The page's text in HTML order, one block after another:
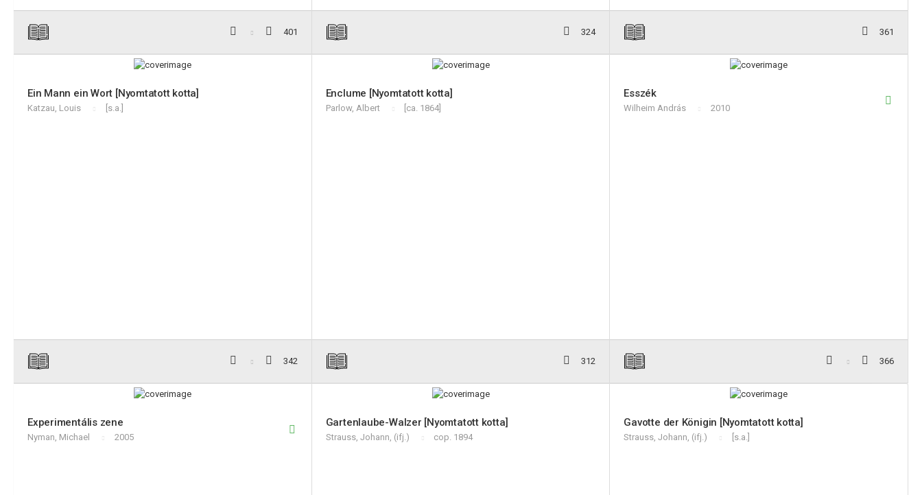
401 324 361
Ein Mann ein Wort [Nyomtatott kotta]
Katzau, Louis [s.a.]
342
Enclume [Nyomtatott kotta]
Parlow, Albert [ca. 1864]
312
Esszék
Wilheim András 2010
366
Experimentális zene
Nyman, Michael 2005
Gartenlaube-Walzer [Nyomtatott kotta]
Strauss, Johann, (ifj.) cop. 1894
Gavotte der Königin [Nyomtatott kotta]
Strauss, Johann, (ifj.) [s.a.]